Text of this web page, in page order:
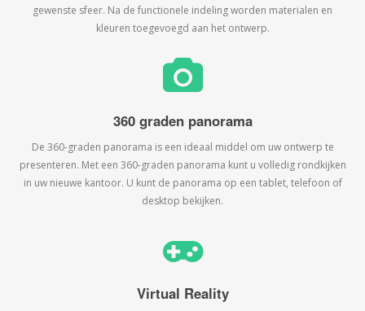
gewenste sfeer. Na de functionele indeling worden materialen en
kleuren toegevoegd aan het ontwerp.
360 graden panorama
De 360-graden panorama is een ideaal middel om uw ontwerp te
presenteren. Met een 360-graden panorama kunt u volledig rondkijken
in uw nieuwe kantoor. U kunt de panorama op een tablet, telefoon of
desktop bekijken.
Virtual Reality